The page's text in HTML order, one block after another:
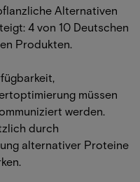
Alternativen
4 von 10 Deutschen
Produkten.
müssen
werden.
durch
alternativer Proteine